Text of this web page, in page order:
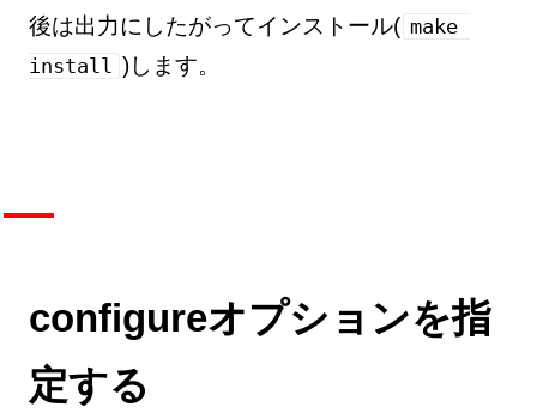
後は出力にしたがってインストール( make
install )します。
configureオプションを指
定する